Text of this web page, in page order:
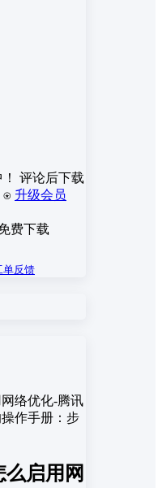
评论后下载
⍟ 升级会员
费下载
单反馈
启用网